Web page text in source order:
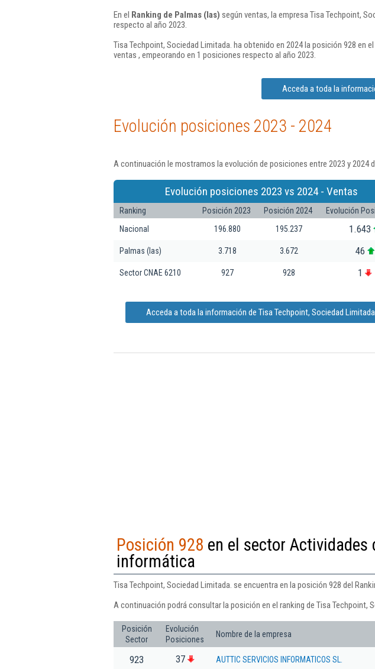
En el Ranking de Palmas (las) según ventas, la empresa Tisa Techpoint,
respecto al año 2023.
Tisa Techpoint, Sociedad Limitada. ha obtenido en 2024 la posición 928 en el
ventas , empeorando en 1 posiciones respecto al año 2023.
Acceda a toda la
Evolución posiciones 2023 - 2024
A continuación le mostramos la evolución de posiciones entre 2023 y 2024
Evolución posiciones 2023 vs 2024 - Ventas
Ranking Posición 2023 Posición 2024
Evolución
Nacional
196.880 195.237 1.643
Palmas (las) 3.718 3.672 46
Sector CNAE 6210 927 928 1
Acceda a toda la información de Tisa Techpoint, Sociedad Limitada.
Posición 928 en el sector Actividades
informática
Tisa Techpoint, Sociedad Limitada. se encuentra en la posición 928 del
A continuación podrá consultar la posición en el ranking de Tisa Techpoint,
Posición
Sector
Evolución
Posiciones
Nombre de la empresa
923 37 AUTTIC SERVICIOS INFORMATICOS SL.